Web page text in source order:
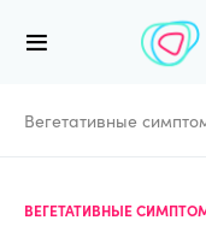
Вегетативные
ВЕГЕТАТИВНЫЕ